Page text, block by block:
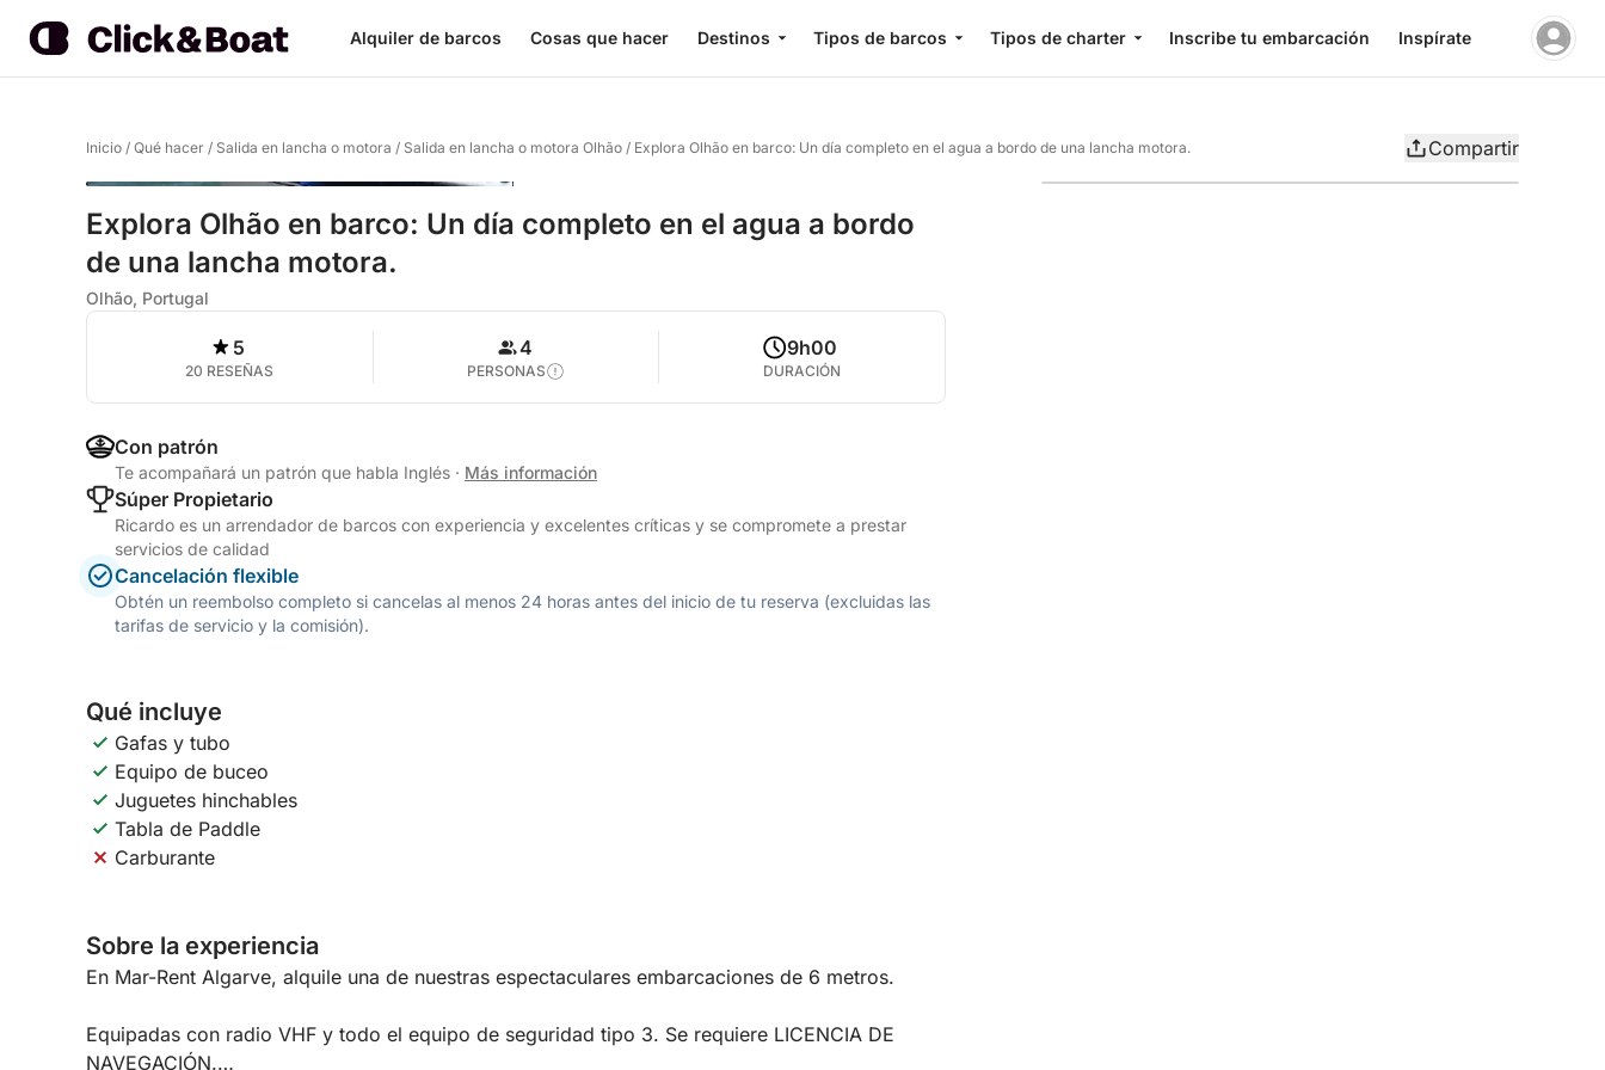
Alquiler de barcos Cosas que hacer Destinos Tipos de barcos Tipos de charter Inscribe tu embarcación Inspírate
Inicio / Qué hacer / Salida en lancha o motora / Salida en lancha o motora Olhão / Explora Olhão en barco: Un día completo en el agua a bordo de una lancha motora. Compartir
Explora Olhão en barco: Un día completo en el agua a bordo
de una lancha motora.
Olhão, Portugal
5
20 RESEÑAS
4
PERSONAS
9h00
DURACIÓN
Con patrón
Te acompañará un patrón que habla Inglés · Más información
Súper Propietario
Ricardo es un arrendador de barcos con experiencia y excelentes críticas y se compromete a prestar
servicios de calidad
Cancelación flexible
Obtén un reembolso completo si cancelas al menos 24 horas antes del inicio de tu reserva (excluidas las
tarifas de servicio y la comisión).
Qué incluye
Gafas y tubo
Equipo de buceo
Juguetes hinchables
Tabla de Paddle
Carburante
Sobre la experiencia
En Mar-Rent Algarve, alquile una de nuestras espectaculares embarcaciones de 6 metros.
Equipadas con radio VHF y todo el equipo de seguridad tipo 3. Se requiere LICENCIA DE
NAVEGACIÓN.